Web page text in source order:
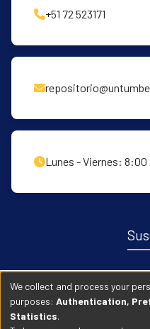
+51 72 523171
Lunes - Viernes: 8:00
Recibe notificaciones
relacionados con el
We collect and process your
purposes: Authentication,
Statistics.